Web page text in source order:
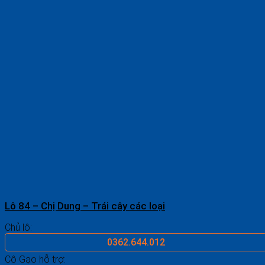
Lô 84 – Chị Dung – Trái cây các loại
Chủ lô:
0362.644.012
Cô Gạo hỗ trợ: